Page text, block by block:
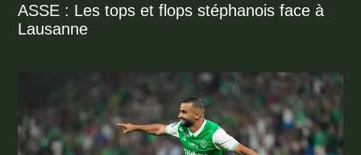
ASSE : Les tops et flops stéphanois face à
Lausanne